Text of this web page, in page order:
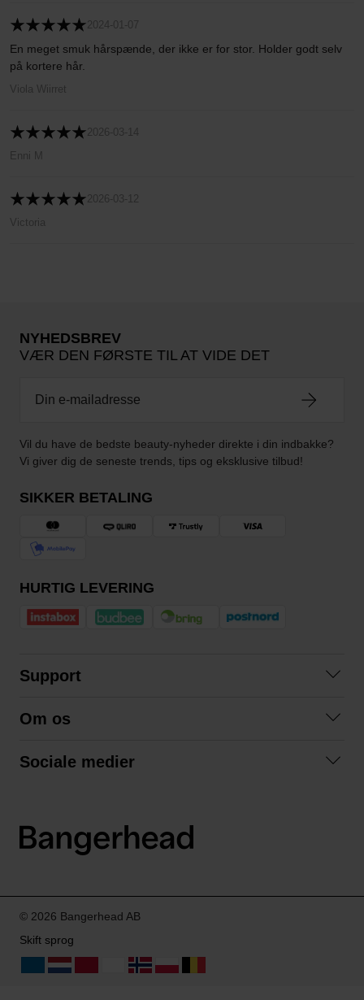
2024-01-07
En meget smuk hårspænde, der ikke er for stor. Holder godt selv
på kortere hår.
Viola Wiirret
2026-03-14
Enni M
2026-03-12
Victoria
NYHEDSBREV
VÆR DEN FØRSTE TIL AT VIDE DET
Vil du have de bedste beauty-nyheder direkte i din indbakke?
Vi giver dig de seneste trends, tips og eksklusive tilbud!
SIKKER BETALING
HURTIG LEVERING
Support
Betingelser
Om os
Sociale medier
LinkedIn
© 2026 Bangerhead AB
Skift sprog